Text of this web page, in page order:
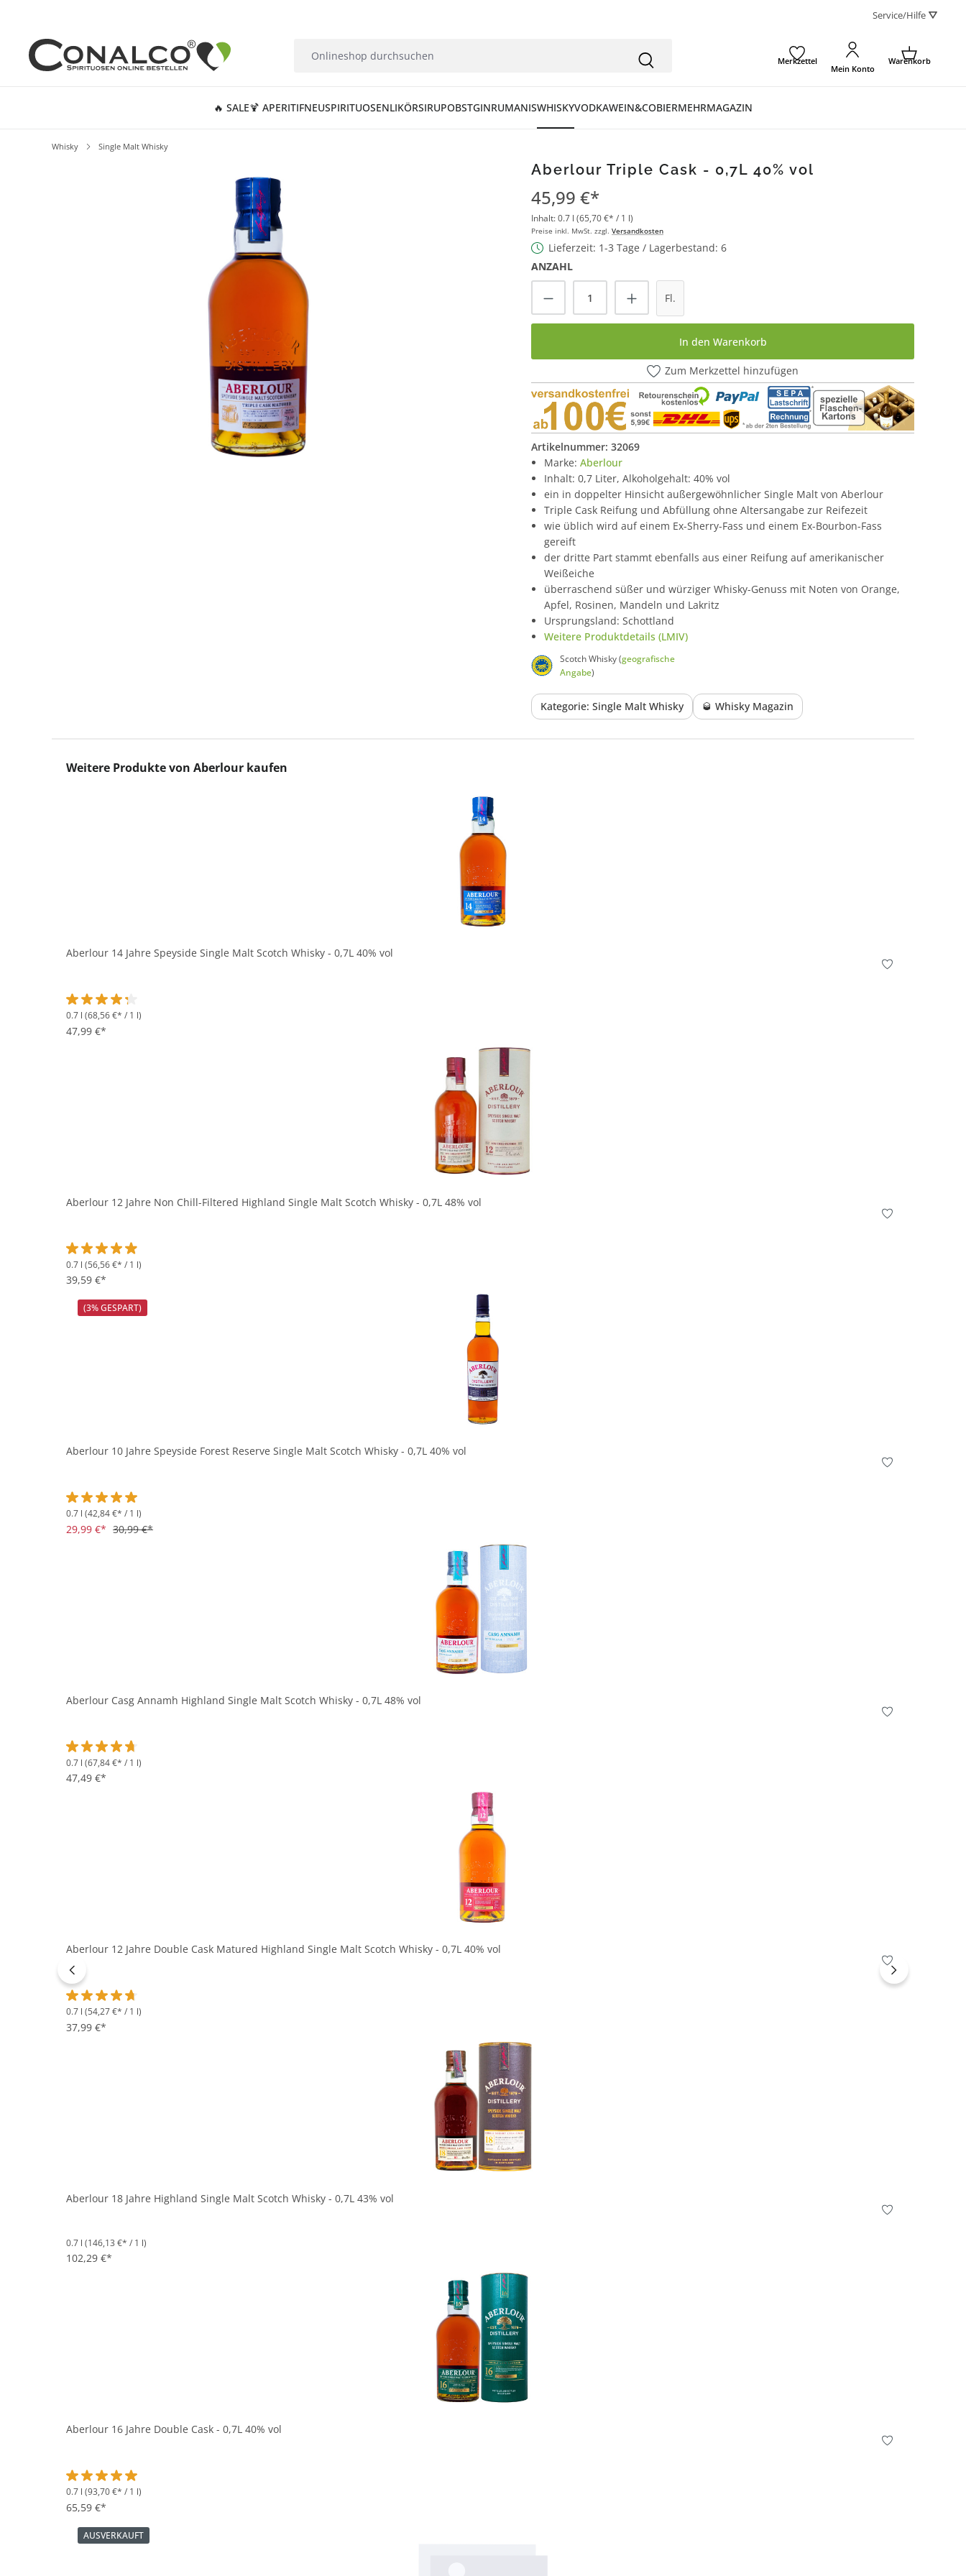
Service/Hilfe ⛛
Merkzettel
Mein Konto
Warenkorb
🔥 SALE🍹 APERITIFNEUSPIRITUOSENLIKÖRSIRUPOBSTGINRUMANISWHISKYVODKAWEIN&COBIERMEHRMAGAZIN
Whisky Single Malt Whisky
Aberlour Triple Cask - 0,7L 40% vol
45,99 €*
Inhalt:0.7 l (65,70 €* / 1 l)
Preise inkl. MwSt. zzgl. Versandkosten
Lieferzeit: 1-3 Tage / Lagerbestand: 6
ANZAHL
Produkt Anzahl: Gib den gewünschten Wert ein
Fl.
In den Warenkorb
Zum Merkzettel hinzufügen
Artikelnummer: 32069
Marke: Aberlour
Inhalt: 0,7 Liter, Alkoholgehalt: 40% vol
ein in doppelter Hinsicht außergewöhnlicher Single Malt von Aberlour
Triple Cask Reifung und Abfüllung ohne Altersangabe zur Reifezeit
wie üblich wird auf einem Ex-Sherry-Fass und einem Ex-Bourbon-Fass
gereift
der dritte Part stammt ebenfalls aus einer Reifung auf amerikanischer
Weißeiche
überraschend süßer und würziger Whisky-Genuss mit Noten von Orange,
Apfel, Rosinen, Mandeln und Lakritz
Ursprungsland: Schottland
Weitere Produktdetails (LMIV)
Scotch Whisky (geografische
Angabe)
Kategorie: Single Malt Whisky 🥃 Whisky Magazin
Produktgalerie überspringen
Weitere Produkte von Aberlour kaufen
Aberlour 14 Jahre Speyside Single Malt Scotch Whisky - 0,7L 40% vol
Durchschnittliche Bewertung von 4.3 von 5 Sternen
0.7 l (68,56 €* / 1 l)
47,99 €*
In den Korb
Aberlour 12 Jahre Non Chill-Filtered Highland Single Malt Scotch Whisky - 0,7L 48% vol
Durchschnittliche Bewertung von 4.9 von 5 Sternen
0.7 l (56,56 €* / 1 l)
39,59 €*
In den Korb
(3% GESPART)
Aberlour 10 Jahre Speyside Forest Reserve Single Malt Scotch Whisky - 0,7L 40% vol
Durchschnittliche Bewertung von 5 von 5 Sternen
0.7 l (42,84 €* / 1 l)
29,99 €* 30,99 €*
In den Korb
Aberlour Casg Annamh Highland Single Malt Scotch Whisky - 0,7L 48% vol
Durchschnittliche Bewertung von 4.8 von 5 Sternen
0.7 l (67,84 €* / 1 l)
47,49 €*
In den Korb
Aberlour 12 Jahre Double Cask Matured Highland Single Malt Scotch Whisky - 0,7L 40% vol
Durchschnittliche Bewertung von 4.6 von 5 Sternen
0.7 l (54,27 €* / 1 l)
37,99 €*
In den Korb
Aberlour 18 Jahre Highland Single Malt Scotch Whisky - 0,7L 43% vol
0.7 l (146,13 €* / 1 l)
102,29 €*
In den Korb
Aberlour 16 Jahre Double Cask - 0,7L 40% vol
Durchschnittliche Bewertung von 5 von 5 Sternen
0.7 l (93,70 €* / 1 l)
65,59 €*
In den Korb
AUSVERKAUFT